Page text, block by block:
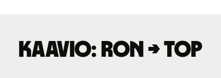
Kaavio: RON → TOP